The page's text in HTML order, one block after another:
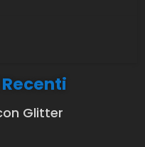
Glitter